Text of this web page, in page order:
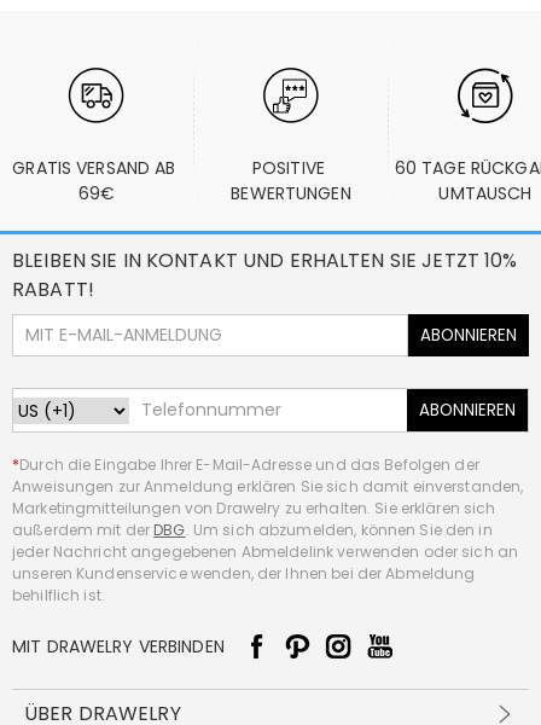
GRATIS VERSAND AB
69€
POSITIVE
BEWERTUNGEN
60 TAGE
UMTAUSCH
BLEIBEN SIE IN KONTAKT UND ERHALTEN SIE JETZT 10%
RABATT!
ABONNIEREN
ABONNIEREN
*Durch die Eingabe Ihrer E-Mail-Adresse und das Befolgen der
Anweisungen zur Anmeldung erklären Sie sich damit einverstanden,
Marketingmitteilungen von Drawelry zu erhalten. Sie erklären sich
außerdem mit der DBG. Um sich abzumelden, können Sie den in
jeder Nachricht angegebenen Abmeldelink verwenden oder sich an
unseren Kundenservice wenden, der Ihnen bei der Abmeldung
behilflich ist.
MIT DRAWELRY VERBINDEN
ÜBER DRAWELRY